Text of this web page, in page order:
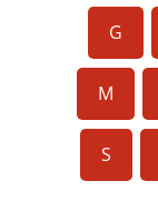
G
M
S